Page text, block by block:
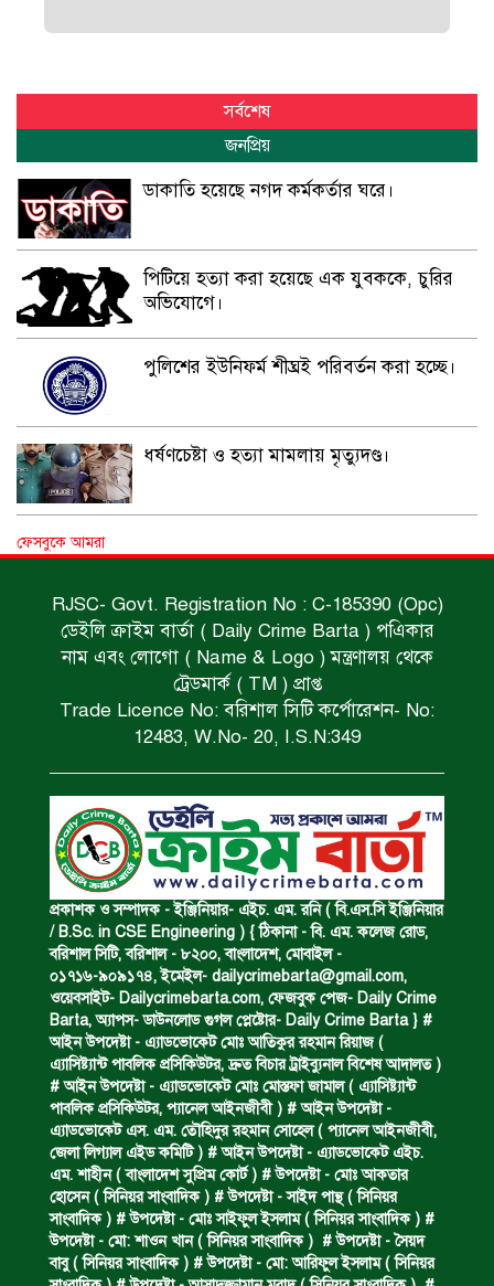
সর্বশেষ
জনপ্রিয়
ডাকাতি হয়েছে নগদ কর্মকর্তার ঘরে।
পিটিয়ে হত্যা করা হয়েছে এক যুবককে, চুরির
অভিযোগে।
পুলিশের ইউনিফর্ম শীঘ্রই পরিবর্তন করা হচ্ছে।
ধর্ষণচেষ্টা ও হত্যা মামলায় মৃত্যুদণ্ড।
সড়ক দুর্ঘটনায় বাসচাপায় মৃত্যুর ঘটনা।
বিজিবি’র অভিযানে ইয়াবা জব্দ।
অপহৃত রোহিঙ্গা উদ্ধার।
পানিতে ডুবে এক ছাত্রের মৃত্যু।
ঝুলন্ত মরদেহ উদ্ধার।
অবৈধ ঘের নির্মাণে আটক।
একজন সড়ক দুর্ঘটনায় নিহত ও দুইজন আহত।
ডাকাত দলের সদস্য গ্রেফতার।
ফেসবুকে আমরা
RJSC- Govt. Registration No : C-185390 (Opc)
ডেইলি ক্রাইম বার্তা ( Daily Crime Barta ) পএিকার
নাম এবং লোগো ( Name & Logo ) মন্ত্রণালয় থেকে
ট্রেডমার্ক ( TM ) প্রাপ্ত
Trade Licence No: বরিশাল সিটি কর্পোরেশন- No:
12483, W.No- 20, I.S.N:349
প্রকাশক ও সম্পাদক - ইঞ্জিনিয়ার- এইচ. এম. রনি ( বি.এস.সি ইঞ্জিনিয়ার
/ B.Sc. in CSE Engineering ) { ঠিকানা - বি. এম. কলেজ রোড,
বরিশাল সিটি, বরিশাল - ৮২০০, বাংলাদেশ, মোবাইল -
০১৭১৬-৯০৯১৭৪, ইমেইল- dailycrimebarta@gmail.com,
ওয়েবসাইট- Dailycrimebarta.com, ফেজবুক পেজ- Daily Crime
Barta, অ‍্যাপস- ডাউনলোড গুগল প্লেষ্টোর- Daily Crime Barta } #
আইন উপদেষ্টা - এ্যাডভোকেট মোঃ আতিকুর রহমান রিয়াজ (
এ‍্যাসিষ্ট‍্যান্ট পাবলিক প্রসিকিউটর, দ্রুত বিচার ট্রাইব্যুনাল বিশেষ আদালত )
# আইন উপদেষ্টা - এ্যাডভোকেট মোঃ মোস্তফা জামাল ( এ‍্যাসিষ্ট‍্যান্ট
পাবলিক প্রসিকিউটর, প‍্যানেল আইনজীবী ) # আইন উপদেষ্টা -
এ্যাডভোকেট এস. এম. তৌহিদুর রহমান সোহেল ( প‍্যানেল আইনজীবী,
জেলা লিগ্যাল এইড কমিটি ) # আইন উপদেষ্টা - এ্যাডভোকেট এইচ.
এম. শাহীন ( বাংলাদেশ সুপ্রিম কোর্ট ) # উপদেষ্টা - মোঃ আকতার
হোসেন ( সিনিয়র সাংবাদিক ) # উপদেষ্টা - সাইদ পান্থ ( সিনিয়র
সাংবাদিক ) # উপদেষ্টা - মোঃ সাইফুল ইসলাম ( সিনিয়র সাংবাদিক ) #
উপদেষ্টা - মো: শাওন খান ( সিনিয়র সাংবাদিক ) # উপদেষ্টা - সৈয়দ
বাবু ( সিনিয়র সাংবাদিক ) # উপদেষ্টা - মো: আরিফুল ইসলাম ( সিনিয়র